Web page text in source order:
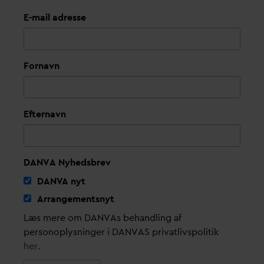
E-mail adresse
Fornavn
Efternavn
DANVA Nyhedsbrev
DANVA nyt
Arrangementsnyt
Læs mere om DANVAs behandling af
personoplysninger i DANVAS privatlivspolitik
her.